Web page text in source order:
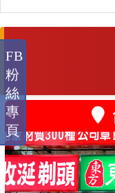
FB
粉
絲
專
頁